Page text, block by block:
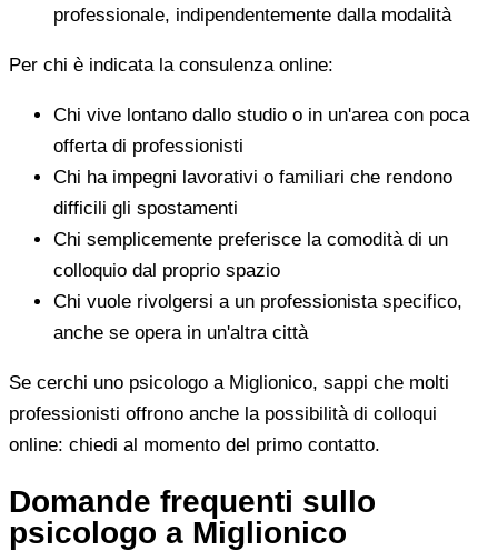
professionale, indipendentemente dalla modalità
Per chi è indicata la consulenza online:
Chi vive lontano dallo studio o in un'area con poca
offerta di professionisti
Chi ha impegni lavorativi o familiari che rendono
difficili gli spostamenti
Chi semplicemente preferisce la comodità di un
colloquio dal proprio spazio
Chi vuole rivolgersi a un professionista specifico,
anche se opera in un'altra città
Se cerchi uno psicologo a Miglionico, sappi che molti
professionisti offrono anche la possibilità di colloqui
online: chiedi al momento del primo contatto.
Domande frequenti sullo
psicologo a Miglionico